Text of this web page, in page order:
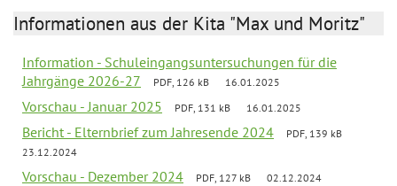
Informationen aus der Kita "Max und Moritz"
Information - Schuleingangsuntersuchungen für die
Jahrgänge 2026-27
PDF, 126 kB 16.01.2025
Vorschau - Januar 2025 PDF, 131 kB 16.01.2025
Bericht - Elternbrief zum Jahresende 2024
PDF, 139 kB
23.12.2024
Vorschau - Dezember 2024 PDF, 127 kB 02.12.2024